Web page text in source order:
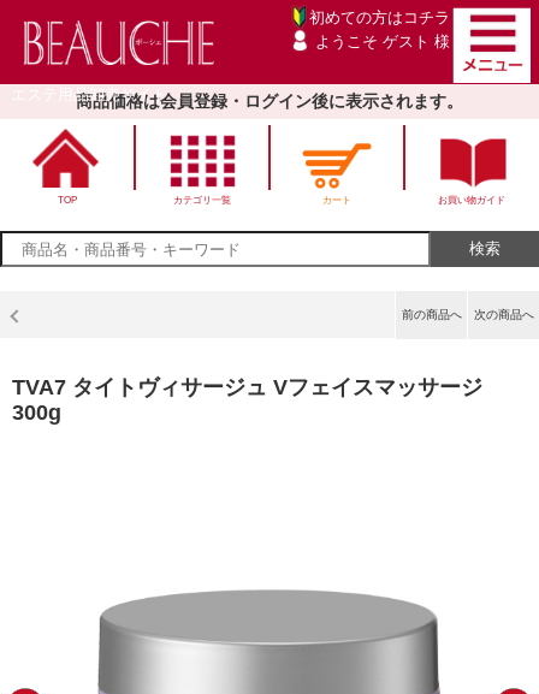
エステ用品卸売サイト
初めての方は コチラ
ようこそ ゲスト 様
商品価格は会員登録・ログイン後に表示されます。
TOP カテゴリ一覧 カート お買い物ガイド
次の商品へ
前の商品へ
TVA7 タイトヴィサージュ Vフェイスマッサージ
300g